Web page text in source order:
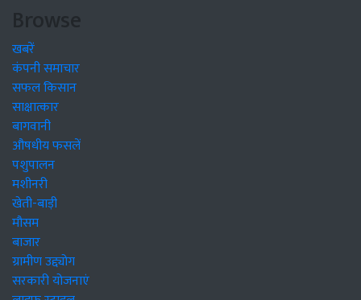
Browse
खबरें
कंपनी समाचार
सफल किसान
साक्षात्कार
बागवानी
औषधीय फसलें
पशुपालन
मशीनरी
खेती-बाड़ी
मौसम
बाजार
ग्रामीण उद्द्योग
सरकारी योजनाएं